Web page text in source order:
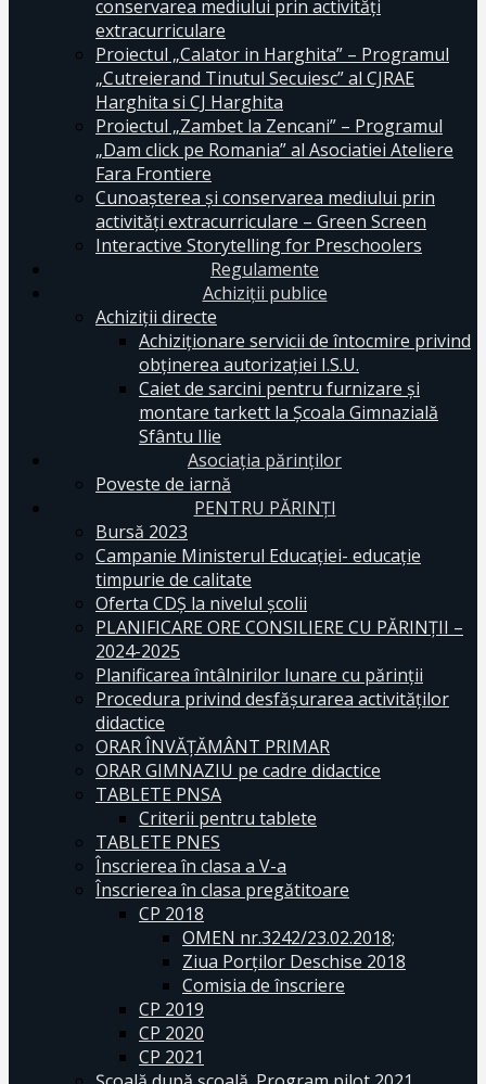
conservarea mediului prin activităţi
extracurriculare
Proiectul „Calator in Harghita” – Programul
„Cutreierand Tinutul Secuiesc” al CJRAE
Harghita si CJ Harghita
Proiectul „Zambet la Zencani” – Programul
„Dam click pe Romania” al Asociatiei Ateliere
Fara Frontiere
Cunoașterea și conservarea mediului prin
activități extracurriculare – Green Screen
Interactive Storytelling for Preschoolers
Regulamente
Achiziții publice
Achiziții directe
Achiziționare servicii de întocmire privind
obținerea autorizației I.S.U.
Caiet de sarcini pentru furnizare și
montare tarkett la Școala Gimnazială
Sfântu Ilie
Asociația părinților
Poveste de iarnă
PENTRU PĂRINȚI
Bursă 2023
Campanie Ministerul Educației- educație
timpurie de calitate
Oferta CDŞ la nivelul şcolii
PLANIFICARE ORE CONSILIERE CU PĂRINȚII –
2024-2025
Planificarea întâlnirilor lunare cu părinții
Procedura privind desfășurarea activităților
didactice
ORAR ÎNVĂȚĂMÂNT PRIMAR
ORAR GIMNAZIU pe cadre didactice
TABLETE PNSA
Criterii pentru tablete
TABLETE PNES
Înscrierea în clasa a V-a
Înscrierea în clasa pregătitoare
CP 2018
OMEN nr.3242/23.02.2018;
Ziua Porților Deschise 2018
Comisia de înscriere
CP 2019
CP 2020
CP 2021